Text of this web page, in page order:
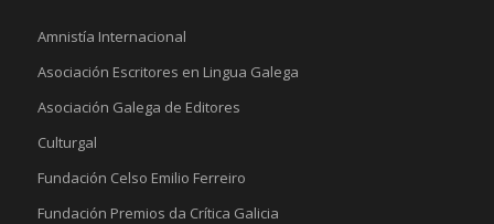
Amnistía Internacional
Asociación Escritores en Lingua Galega
Asociación Galega de Editores
Culturgal
Fundación Celso Emilio Ferreiro
Fundación Premios da Crítica Galicia